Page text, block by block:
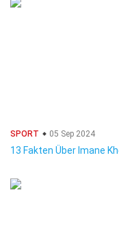
SPORT 05 Sep 2024
13 Fakten Über Imane